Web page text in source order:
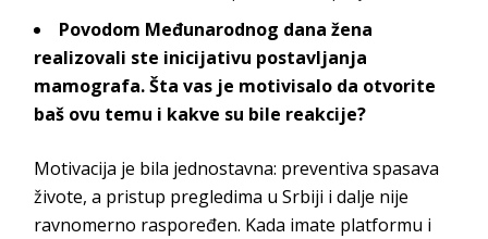
Povodom Međunarodnog dana žena
realizovali ste inicijativu postavljanja
mamografa. Šta vas je motivisalo da otvorite
baš ovu temu i kakve su bile reakcije?
Motivacija je bila jednostavna: preventiva spasava
živote, a pristup pregledima u Srbiji i dalje nije
ravnomerno raspoređen. Kada imate platformu i